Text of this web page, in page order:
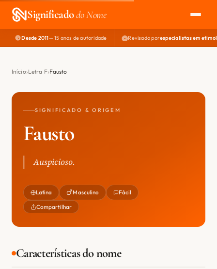
Significadodo Nome
EXPLORAR
NOME PERFEITO
Desde 2011— 15 anos de autoridade Revisado porespecialistas em
Início Letra F Fausto
SIGNIFICADO & ORIGEM
Fausto
Auspicioso.
Latina Masculino Fácil
Compartilhar
Características do nome